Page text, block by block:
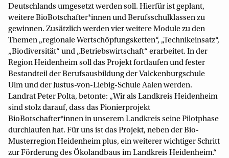
Deutschlands umgesetzt werden soll. Hierfür ist geplant,
weitere BioBotschafter*innen und Berufsschulklassen zu
gewinnen. Zusätzlich werden vier weitere Module zu den
Themen „regionale Wertschöpfungsketten“, „Technikeinsatz“,
„Biodiversität“ und „Betriebswirtschaft“ erarbeitet. In der
Region Heidenheim soll das Projekt fortlaufen und fester
Bestandteil der Berufsausbildung der Valckenburgschule
Ulm und der Justus-von-Liebig-Schule Aalen werden.
Landrat Peter Polta, betonte: „Wir als Landkreis Heidenheim
sind stolz darauf, dass das Pionierprojekt
BioBotschafter*innen in unserem Landkreis seine Pilotphase
durchlaufen hat. Für uns ist das Projekt, neben der Bio-
Musterregion Heidenheim plus, ein weiterer wichtiger Schritt
zur Förderung des Ökolandbaus im Landkreis Heidenheim.“